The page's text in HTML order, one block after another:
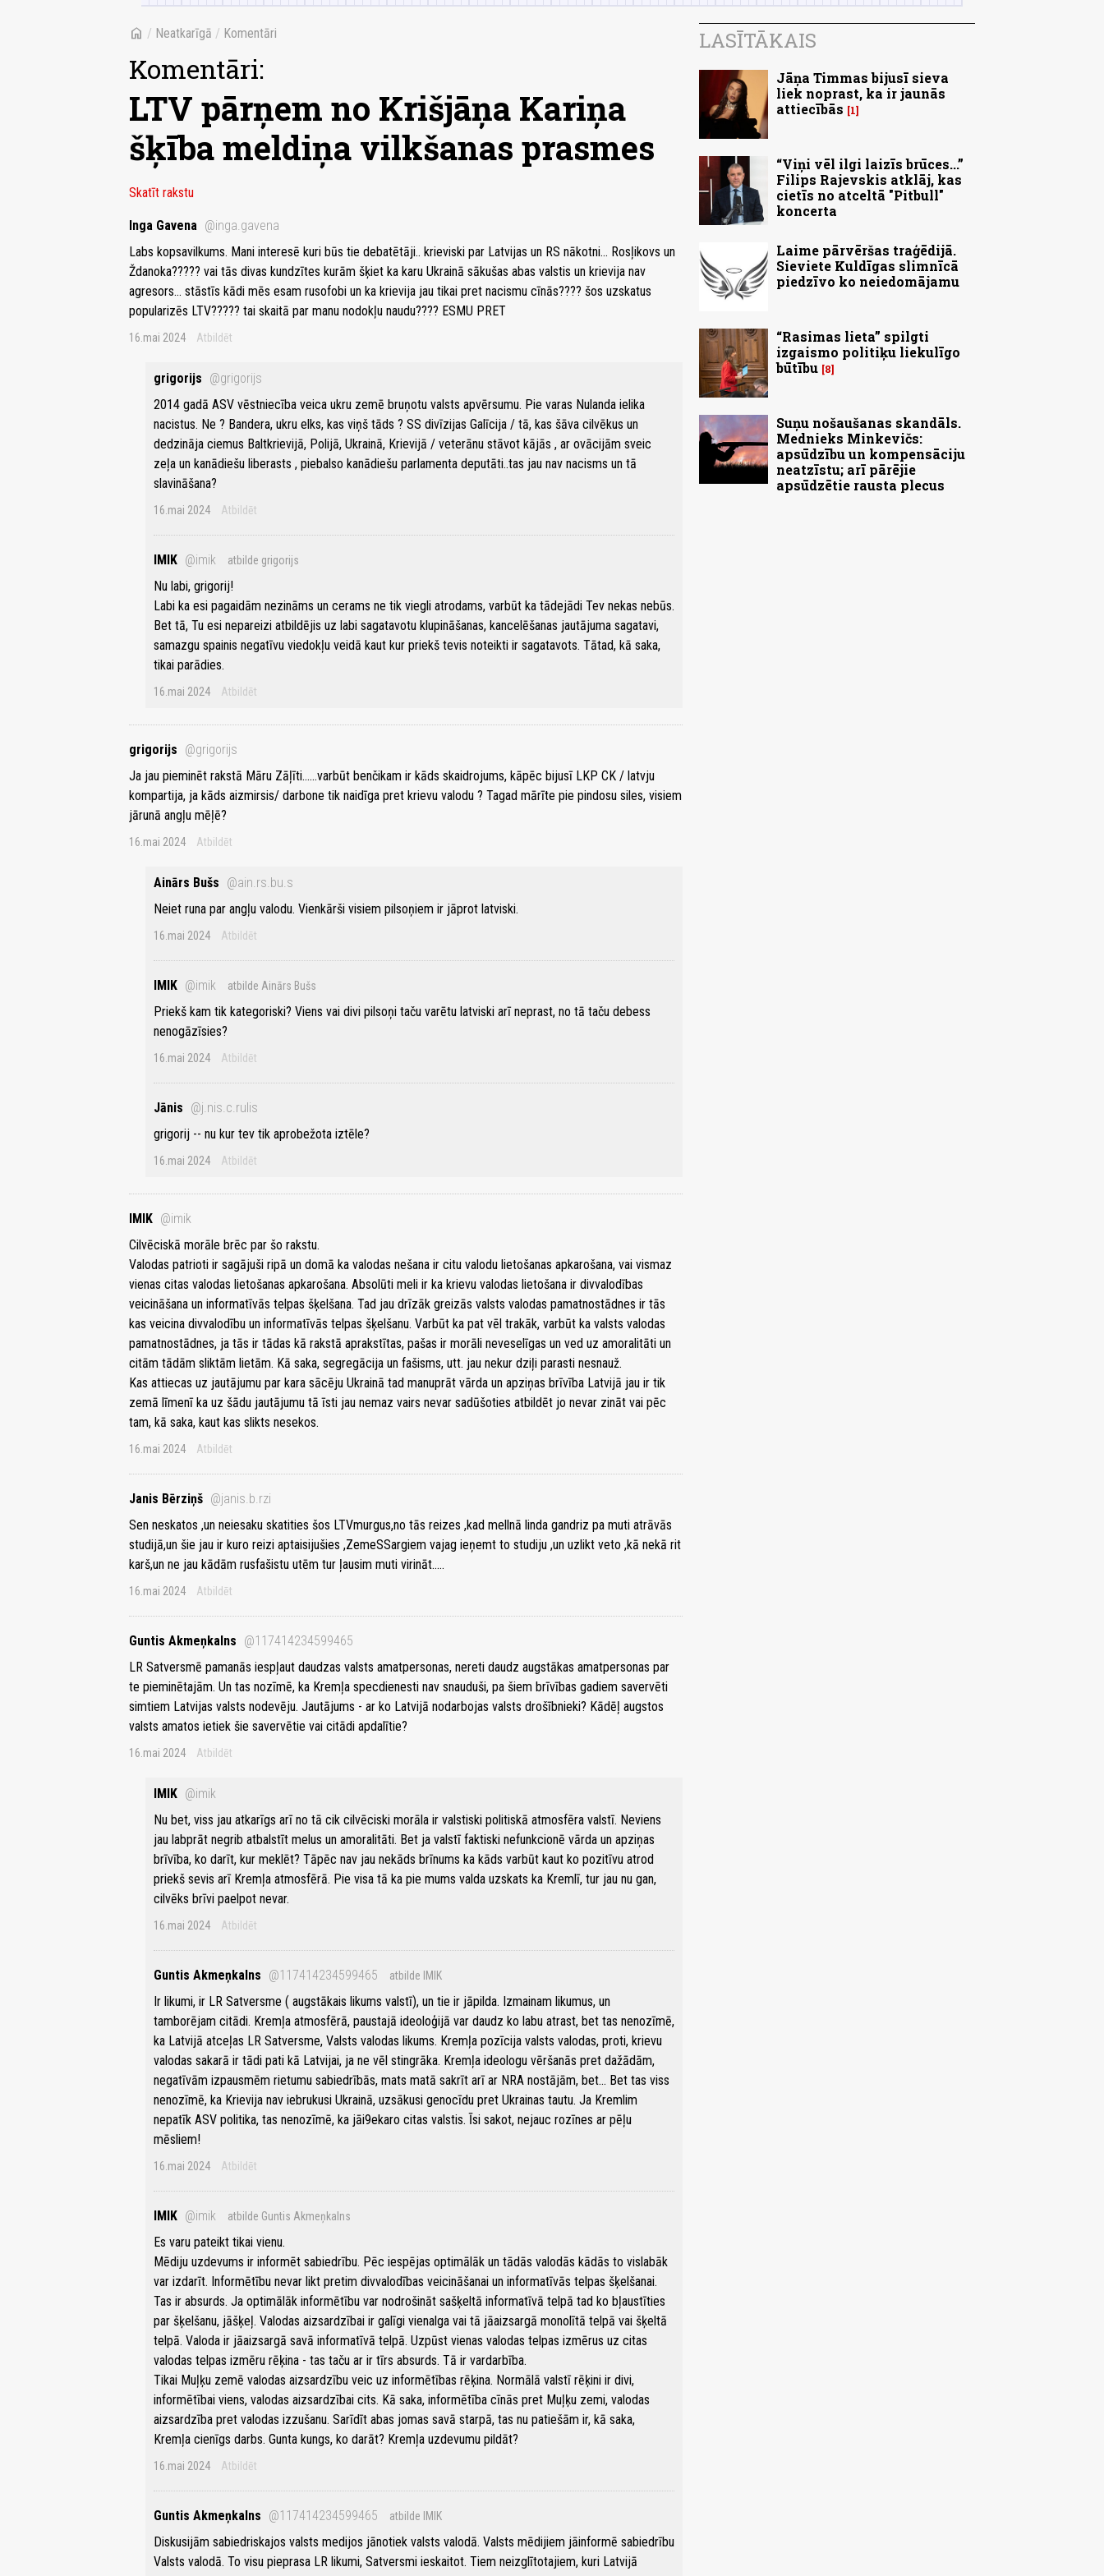
home / Neatkarīgā / Komentāri
Komentāri:
LTV pārņem no Krišjāņa Kariņa
šķība meldiņa vilkšanas prasmes
Skatīt rakstu
Inga Gavena @inga.gavena
Labs kopsavilkums. Mani interesē kuri būs tie debatētāji.. krieviski par Latvijas un RS nākotni... Rosļikovs un
Ždanoka????? vai tās divas kundzītes kurām šķiet ka karu Ukrainā sākušas abas valstis un krievija nav
agresors... stāstīs kādi mēs esam rusofobi un ka krievija jau tikai pret nacismu cīnās???? šos uzskatus
popularizēs LTV????? tai skaitā par manu nodokļu naudu???? ESMU PRET
16.mai 2024 Atbildēt
grigorijs @grigorijs
2014 gadā ASV vēstniecība veica ukru zemē bruņotu valsts apvērsumu. Pie varas Nulanda ielika
nacistus. Ne ? Bandera, ukru elks, kas viņš tāds ? SS divīzijas Galīcija / tā, kas šāva cilvēkus un
dedzināja ciemus Baltkrievijā, Polijā, Ukrainā, Krievijā / veterānu stāvot kājās , ar ovācijām sveic
zeļa un kanādiešu liberasts , piebalso kanādiešu parlamenta deputāti..tas jau nav nacisms un tā
slavināšana?
16.mai 2024 Atbildēt
IMIK @imik atbilde grigorijs
Nu labi, grigorij!
Labi ka esi pagaidām nezināms un cerams ne tik viegli atrodams, varbūt ka tādejādi Tev nekas nebūs.
Bet tā, Tu esi nepareizi atbildējis uz labi sagatavotu klupināšanas, kancelēšanas jautājuma sagatavi,
samazgu spainis negatīvu viedokļu veidā kaut kur priekš tevis noteikti ir sagatavots. Tātad, kā saka,
tikai parādies.
16.mai 2024 Atbildēt
grigorijs @grigorijs
Ja jau pieminēt rakstā Māru Zāļīti......varbūt benčikam ir kāds skaidrojums, kāpēc bijusī LKP CK / latvju
kompartija, ja kāds aizmirsis/ darbone tik naidīga pret krievu valodu ? Tagad mārīte pie pindosu siles, visiem
jārunā angļu mēļē?
16.mai 2024 Atbildēt
Ainārs Bušs @ain.rs.bu.s
Neiet runa par angļu valodu. Vienkārši visiem pilsoņiem ir jāprot latviski.
16.mai 2024 Atbildēt
IMIK @imik atbilde Ainārs Bušs
Priekš kam tik kategoriski? Viens vai divi pilsoņi taču varētu latviski arī neprast, no tā taču debess
nenogāzīsies?
16.mai 2024 Atbildēt
Jānis @j.nis.c.rulis
grigorij -- nu kur tev tik aprobežota iztēle?
16.mai 2024 Atbildēt
IMIK @imik
Cilvēciskā morāle brēc par šo rakstu.
Valodas patrioti ir sagājuši ripā un domā ka valodas nešana ir citu valodu lietošanas apkarošana, vai vismaz
vienas citas valodas lietošanas apkarošana. Absolūti meli ir ka krievu valodas lietošana ir divvalodības
veicināšana un informatīvās telpas šķelšana. Tad jau drīzāk greizās valsts valodas pamatnostādnes ir tās
kas veicina divvalodību un informatīvās telpas šķelšanu. Varbūt ka pat vēl trakāk, varbūt ka valsts valodas
pamatnostādnes, ja tās ir tādas kā rakstā aprakstītas, pašas ir morāli neveselīgas un ved uz amoralitāti un
citām tādām sliktām lietām. Kā saka, segregācija un fašisms, utt. jau nekur dziļi parasti nesnauž.
Kas attiecas uz jautājumu par kara sācēju Ukrainā tad manuprāt vārda un apziņas brīvība Latvijā jau ir tik
zemā līmenī ka uz šādu jautājumu tā īsti jau nemaz vairs nevar sadūšoties atbildēt jo nevar zināt vai pēc
tam, kā saka, kaut kas slikts nesekos.
16.mai 2024 Atbildēt
Janis Bērziņš @janis.b.rzi
Sen neskatos ,un neiesaku skatities šos LTVmurgus,no tās reizes ,kad mellnā linda gandriz pa muti atrāvās
studijā,un šie jau ir kuro reizi aptaisijušies ,ZemeSSargiem vajag ieņemt to studiju ,un uzlikt veto ,kā nekā rit
karš,un ne jau kādām rusfašistu utēm tur ļausim muti virināt.....
16.mai 2024 Atbildēt
Guntis Akmeņkalns @117414234599465
LR Satversmē pamanās iespļaut daudzas valsts amatpersonas, nereti daudz augstākas amatpersonas par
te pieminētajām. Un tas nozīmē, ka Kremļa specdienesti nav snauduši, pa šiem brīvības gadiem savervēti
simtiem Latvijas valsts nodevēju. Jautājums - ar ko Latvijā nodarbojas valsts drošībnieki? Kādēļ augstos
valsts amatos ietiek šie savervētie vai citādi apdalītie?
16.mai 2024 Atbildēt
IMIK @imik
Nu bet, viss jau atkarīgs arī no tā cik cilvēciski morāla ir valstiski politiskā atmosfēra valstī. Neviens
jau labprāt negrib atbalstīt melus un amoralitāti. Bet ja valstī faktiski nefunkcionē vārda un apziņas
brīvība, ko darīt, kur meklēt? Tāpēc nav jau nekāds brīnums ka kāds varbūt kaut ko pozitīvu atrod
priekš sevis arī Kremļa atmosfērā. Pie visa tā ka pie mums valda uzskats ka Kremlī, tur jau nu gan,
cilvēks brīvi paelpot nevar.
16.mai 2024 Atbildēt
Guntis Akmeņkalns @117414234599465 atbilde IMIK
Ir likumi, ir LR Satversme ( augstākais likums valstī), un tie ir jāpilda. Izmainam likumus, un
tamborējam citādi. Kremļa atmosfērā, paustajā ideoloģijā var daudz ko labu atrast, bet tas nenozīmē,
ka Latvijā atceļas LR Satversme, Valsts valodas likums. Kremļa pozīcija valsts valodas, proti, krievu
valodas sakarā ir tādi pati kā Latvijai, ja ne vēl stingrāka. Kremļa ideologu vēršanās pret dažādām,
negatīvām izpausmēm rietumu sabiedrībās, mats matā sakrīt arī ar NRA nostājām, bet... Bet tas viss
nenozīmē, ka Krievija nav iebrukusi Ukrainā, uzsākusi genocīdu pret Ukrainas tautu. Ja Kremlim
nepatīk ASV politika, tas nenozīmē, ka jāi9ekaro citas valstis. Īsi sakot, nejauc rozīnes ar pēļu
mēsliem!
16.mai 2024 Atbildēt
IMIK @imik atbilde Guntis Akmeņkalns
Es varu pateikt tikai vienu.
Mēdiju uzdevums ir informēt sabiedrību. Pēc iespējas optimālāk un tādās valodās kādās to vislabāk
var izdarīt. Informētību nevar likt pretim divvalodības veicināšanai un informatīvās telpas šķelšanai.
Tas ir absurds. Ja optimālāk informētību var nodrošināt sašķeltā informatīvā telpā tad ko bļaustīties
par šķelšanu, jāšķeļ. Valodas aizsardzībai ir galīgi vienalga vai tā jāaizsargā monolītā telpā vai šķeltā
telpā. Valoda ir jāaizsargā savā informatīvā telpā. Uzpūst vienas valodas telpas izmērus uz citas
valodas telpas izmēru rēķina - tas taču ar ir tīrs absurds. Tā ir vardarbība.
Tikai Muļķu zemē valodas aizsardzību veic uz informētības rēķina. Normālā valstī rēķini ir divi,
informētībai viens, valodas aizsardzībai cits. Kā saka, informētība cīnās pret Muļķu zemi, valodas
aizsardzība pret valodas izzušanu. Sarīdīt abas jomas savā starpā, tas nu patiešām ir, kā saka,
Kremļa cienīgs darbs. Gunta kungs, ko darāt? Kremļa uzdevumu pildāt?
16.mai 2024 Atbildēt
Guntis Akmeņkalns @117414234599465 atbilde IMIK
Diskusijām sabiedriskajos valsts medijos jānotiek valsts valodā. Valsts mēdijiem jāinformē sabiedrību
Valsts valodā. To visu pieprasa LR likumi, Satversmi ieskaitot. Tiem neizglītotajiem, kuri Latvijā
LASĪTĀKAIS
Jāņa Timmas bijusī sieva
liek noprast, ka ir jaunās
attiecībās
1
“Viņi vēl ilgi laizīs brūces...”
Filips Rajevskis atklāj, kas
cietīs no atceltā "Pitbull"
koncerta
Laime pārvēršas traģēdijā.
Sieviete Kuldīgas slimnīcā
piedzīvo ko neiedomājamu
“Rasimas lieta” spilgti
izgaismo politiķu liekulīgo
būtību 8
Suņu nošaušanas skandāls.
Mednieks Minkevičs:
apsūdzību un kompensāciju
neatzīstu; arī pārējie
apsūdzētie rausta plecus